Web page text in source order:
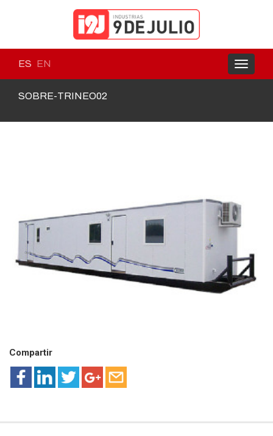
ES EN
Toggle
SOBRE-TRINEO02
Compartir